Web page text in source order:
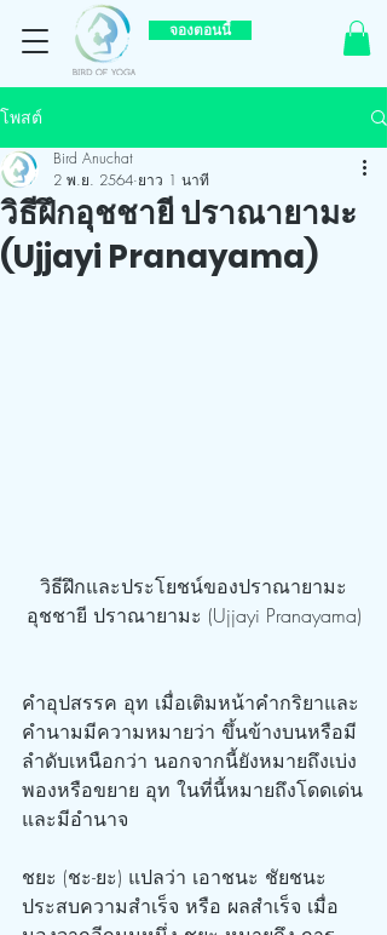
จองตอนนี้
โพสต์
วิธีฝึกอุชชายี ปราณายามะ
(Ujjayi Pranayama)
Bird Anuchat
2 พ.ย. 2564 ยาว 1 นาที
วิธีฝึกและประโยชน์ของปราณายามะ
อุชชายี ปราณายามะ (Ujjayi Pranayama)
คำอุปสรรค อุท เมื่อเติมหน้าคำกริยาและ
คำนามมีความหมายว่า ขึ้นข้างบนหรือมี
ลำดับเหนือกว่า นอกจากนี้ยังหมายถึงเบ่ง
พองหรือขยาย อุท ในที่นี้หมายถึงโดดเด่น
และมีอำนาจ
ชยะ (ชะ-ยะ) แปลว่า เอาชนะ ชัยชนะ
ประสบความสำเร็จ หรือ ผลสำเร็จ เมื่อ